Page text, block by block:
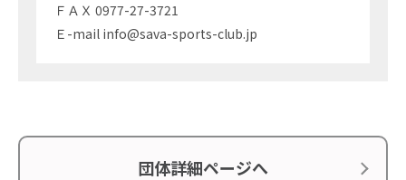
ＦＡＸ 0977-27-3721
Ｅ-mail info@sava-sports-club.jp
団体詳細ページへ